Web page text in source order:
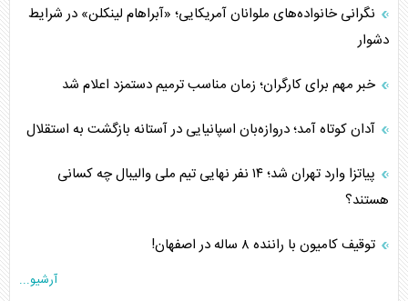
نگرانی خانواده‌های ملوانان آمریکایی؛ «آبراهام لینکلن» در شرایط
دشوار
خبر مهم برای کارگران؛ زمان مناسب ترمیم دستمزد اعلام شد
آدان کوتاه آمد؛ دروازه‌بان اسپانیایی در آستانه بازگشت به استقلال
پیاتزا وارد تهران شد؛ ۱۴ نفر نهایی تیم ملی والیبال چه کسانی
هستند؟
توقیف کامیون با راننده ۸ ساله در اصفهان!
آرشیو...